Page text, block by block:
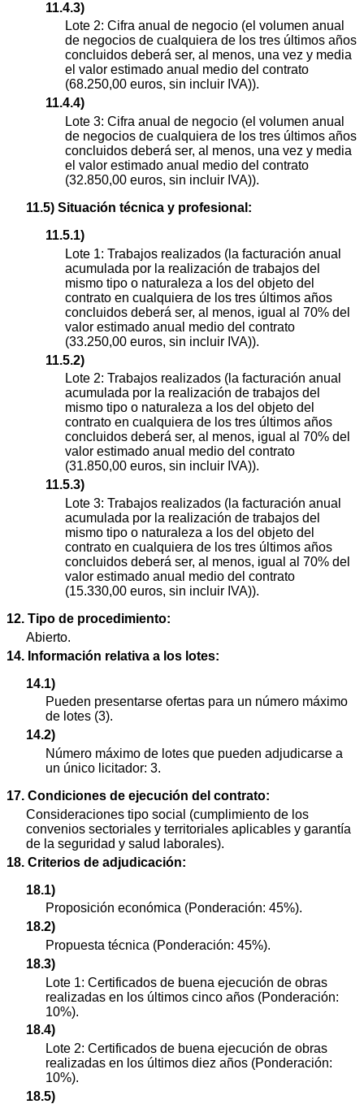
11.4.3)
Lote 2: Cifra anual de negocio (el volumen anual
de negocios de cualquiera de los tres últimos años
concluidos deberá ser, al menos, una vez y media
el valor estimado anual medio del contrato
(68.250,00 euros, sin incluir IVA)).
11.4.4)
Lote 3: Cifra anual de negocio (el volumen anual
de negocios de cualquiera de los tres últimos años
concluidos deberá ser, al menos, una vez y media
el valor estimado anual medio del contrato
(32.850,00 euros, sin incluir IVA)).
11.5) Situación técnica y profesional:
11.5.1)
Lote 1: Trabajos realizados (la facturación anual
acumulada por la realización de trabajos del
mismo tipo o naturaleza a los del objeto del
contrato en cualquiera de los tres últimos años
concluidos deberá ser, al menos, igual al 70% del
valor estimado anual medio del contrato
(33.250,00 euros, sin incluir IVA)).
11.5.2)
Lote 2: Trabajos realizados (la facturación anual
acumulada por la realización de trabajos del
mismo tipo o naturaleza a los del objeto del
contrato en cualquiera de los tres últimos años
concluidos deberá ser, al menos, igual al 70% del
valor estimado anual medio del contrato
(31.850,00 euros, sin incluir IVA)).
11.5.3)
Lote 3: Trabajos realizados (la facturación anual
acumulada por la realización de trabajos del
mismo tipo o naturaleza a los del objeto del
contrato en cualquiera de los tres últimos años
concluidos deberá ser, al menos, igual al 70% del
valor estimado anual medio del contrato
(15.330,00 euros, sin incluir IVA)).
12. Tipo de procedimiento:
Abierto.
14. Información relativa a los lotes:
14.1)
Pueden presentarse ofertas para un número máximo
de lotes (3).
14.2)
Número máximo de lotes que pueden adjudicarse a
un único licitador: 3.
17. Condiciones de ejecución del contrato:
Consideraciones tipo social (cumplimiento de los
convenios sectoriales y territoriales aplicables y garantía
de la seguridad y salud laborales).
18. Criterios de adjudicación:
18.1)
Proposición económica (Ponderación: 45%).
18.2)
Propuesta técnica (Ponderación: 45%).
18.3)
Lote 1: Certificados de buena ejecución de obras
realizadas en los últimos cinco años (Ponderación:
10%).
18.4)
Lote 2: Certificados de buena ejecución de obras
realizadas en los últimos diez años (Ponderación:
10%).
18.5)